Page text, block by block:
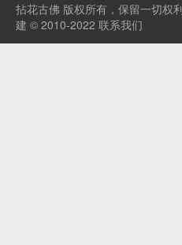
拈花古佛 版权所有，保留一切权
建 © 2010-2022 联系我们